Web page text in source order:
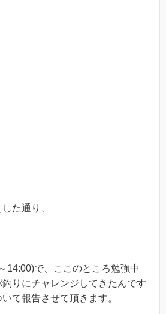
た通り、
14:00)で、ここのところ勉強中
りにチャレンジしてきたんです
て報告させて頂きます。